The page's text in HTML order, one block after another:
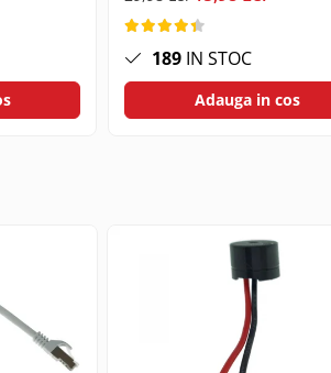
189 IN STOC
Adauga in cos